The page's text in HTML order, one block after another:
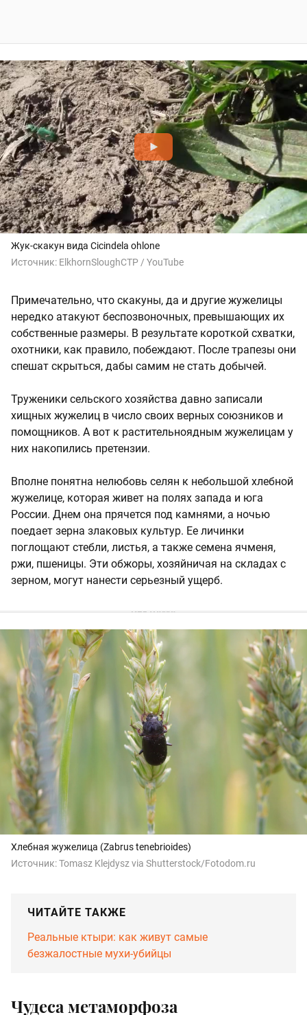
Жук-скакун вида Cicindela ohlone
Источник: ElkhornSloughCTP / YouTube
Примечательно, что скакуны, да и другие жужелицы
нередко атакуют беспозвоночных, превышающих их
собственные размеры. В результате короткой схватки,
охотники, как правило, побеждают. После трапезы они
спешат скрыться, дабы самим не стать добычей.
Труженики сельского хозяйства давно записали
хищных жужелиц в число своих верных союзников и
помощников. А вот к растительноядным жужелицам у
них накопились претензии.
Вполне понятна нелюбовь селян к небольшой хлебной
жужелице, которая живет на полях запада и юга
России. Днем она прячется под камнями, а ночью
поедает зерна злаковых культур. Ее личинки
поглощают стебли, листья, а также семена ячменя,
ржи, пшеницы. Эти обжоры, хозяйничая на складах с
зерном, могут нанести серьезный ущерб.
Хлебная жужелица (Zabrus tenebrioides)
Источник:Tomasz Klejdysz via Shutterstock/Fotodom.ru
ЧИТАЙТЕ ТАКЖЕ
Реальные ктыри: как живут самые
безжалостные мухи-убийцы
Чудеса метаморфоза